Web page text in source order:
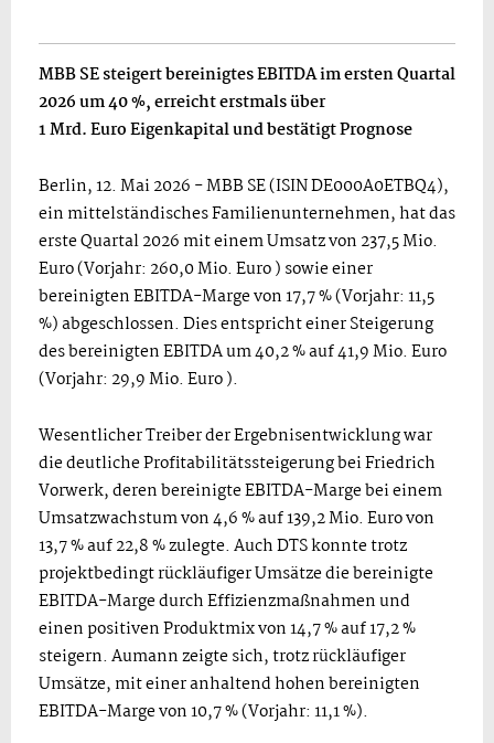
MBB SE steigert bereinigtes EBITDA im ersten Quartal
2026 um 40 %, erreicht erstmals über
1 Mrd. Euro Eigenkapital und bestätigt Prognose
Berlin, 12. Mai 2026 - MBB SE (ISIN DE000A0ETBQ4),
ein mittelständisches Familienunternehmen, hat das
erste Quartal 2026 mit einem Umsatz von 237,5 Mio.
Euro (Vorjahr: 260,0 Mio. Euro ) sowie einer
bereinigten EBITDA-Marge von 17,7 % (Vorjahr: 11,5
%) abgeschlossen. Dies entspricht einer Steigerung
des bereinigten EBITDA um 40,2 % auf 41,9 Mio. Euro
(Vorjahr: 29,9 Mio. Euro ).
Wesentlicher Treiber der Ergebnisentwicklung war
die deutliche Profitabilitätssteigerung bei Friedrich
Vorwerk, deren bereinigte EBITDA-Marge bei einem
Umsatzwachstum von 4,6 % auf 139,2 Mio. Euro von
13,7 % auf 22,8 % zulegte. Auch DTS konnte trotz
projektbedingt rückläufiger Umsätze die bereinigte
EBITDA-Marge durch Effizienzmaßnahmen und
einen positiven Produktmix von 14,7 % auf 17,2 %
steigern. Aumann zeigte sich, trotz rückläufiger
Umsätze, mit einer anhaltend hohen bereinigten
EBITDA-Marge von 10,7 % (Vorjahr: 11,1 %).